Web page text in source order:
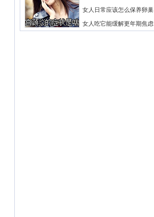
女人日常应该怎么保养卵巢
女人吃它能缓解更年期焦虑